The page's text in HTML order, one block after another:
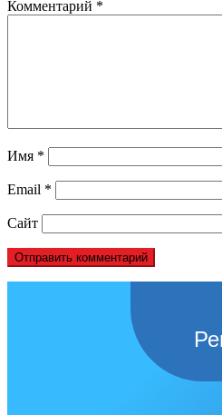
Комментарий *
Имя *
Email *
Сайт